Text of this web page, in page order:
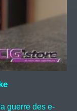
guerre des e-